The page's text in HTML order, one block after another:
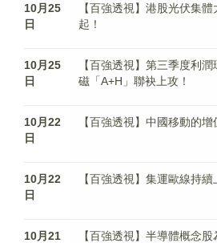
10月25
日
【百強透視】港股光伏集
起！
10月25
日
【百強透視】第三季度利
磁「A+H」聯袂上攻！
10月22
日
【百強透視】中國移動的
10月22
日
【百強透視】集運歐線持
10月21
【百強透視】半導體概念